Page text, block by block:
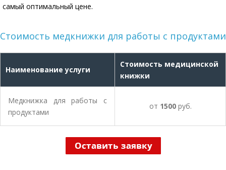
самый оптимальный цене.
Стоимость медкнижки для работы с продуктами
Наименование услуги
Стоимость медицинской
книжки
Медкнижка для работы с
продуктами
от 1500руб.